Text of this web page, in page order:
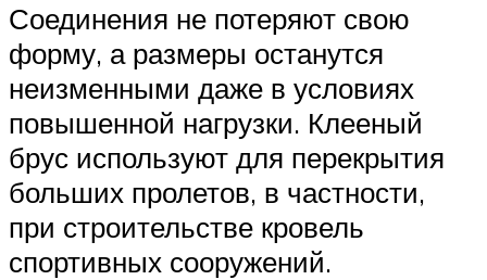
Соединения не потеряют свою
форму, а размеры останутся
неизменными даже в условиях
повышенной нагрузки. Клееный
брус используют для перекрытия
больших пролетов, в частности,
при строительстве кровель
спортивных сооружений.